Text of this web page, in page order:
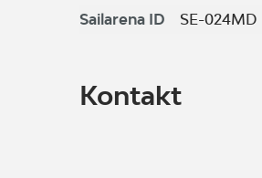
Sailarena ID
SE-024MD
Kontakt